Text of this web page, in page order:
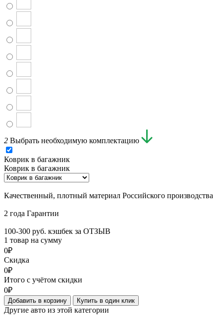
2 Выбрать необходимую комплектацию
Коврик в багажник
Коврик в багажник
Качественный, плотный материал Российского производства
2 года Гарантии
100-300 руб. кэшбек за ОТЗЫВ
1 товар на сумму
0₽
Скидка
0₽
Итого с учётом скидки
0₽
Добавить в корзину Купить в один клик
Другие авто из этой категории